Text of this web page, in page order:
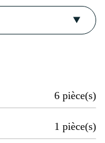
6 pièce(s)
1 pièce(s)